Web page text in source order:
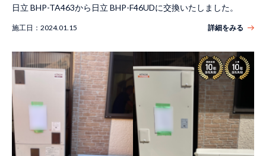
日立 BHP-TA463から日立 BHP-F46UDに交換いたしました。
施工日： 2024.01.15 詳細をみる